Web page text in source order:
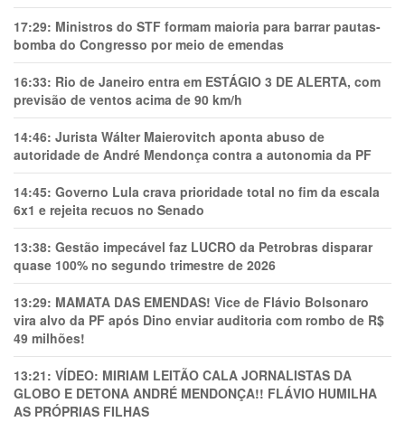
17:29: Ministros do STF formam maioria para barrar pautas-
bomba do Congresso por meio de emendas
16:33: Rio de Janeiro entra em ESTÁGIO 3 DE ALERTA, com
previsão de ventos acima de 90 km/h
14:46: Jurista Wálter Maierovitch aponta abuso de
autoridade de André Mendonça contra a autonomia da PF
14:45: Governo Lula crava prioridade total no fim da escala
6x1 e rejeita recuos no Senado
13:38: Gestão impecável faz LUCRO da Petrobras disparar
quase 100% no segundo trimestre de 2026
13:29: MAMATA DAS EMENDAS! Vice de Flávio Bolsonaro
vira alvo da PF após Dino enviar auditoria com rombo de R$
49 milhões!
13:21: VÍDEO: MIRIAM LEITÃO CALA JORNALISTAS DA
GLOBO E DETONA ANDRÉ MENDONÇA!! FLÁVIO HUMILHA
AS PRÓPRIAS FILHAS